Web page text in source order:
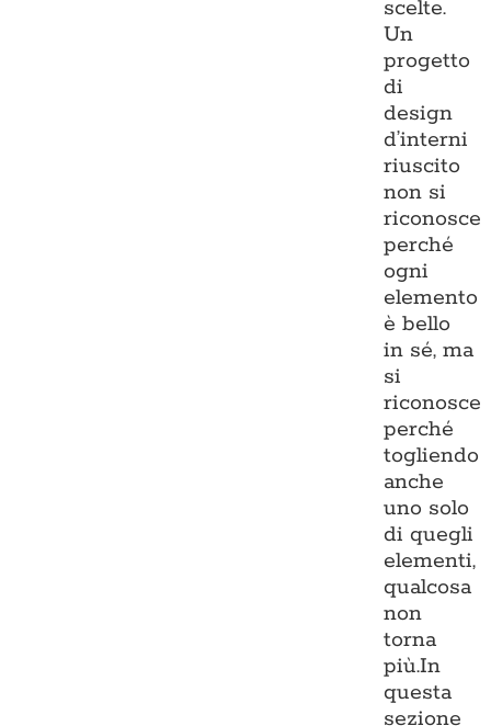
scelte.
Un
progetto
di
design
d’interni
riuscito
non si
riconosce
perché
ogni
elemento
è bello
in sé, ma
si
riconosce
perché
togliendo
anche
uno solo
di quegli
elementi,
qualcosa
non
torna
più.In
questa
sezione